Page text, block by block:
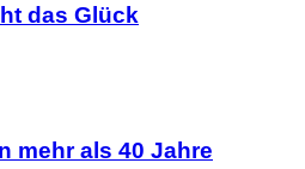
das Glück
mehr als 40 Jahre